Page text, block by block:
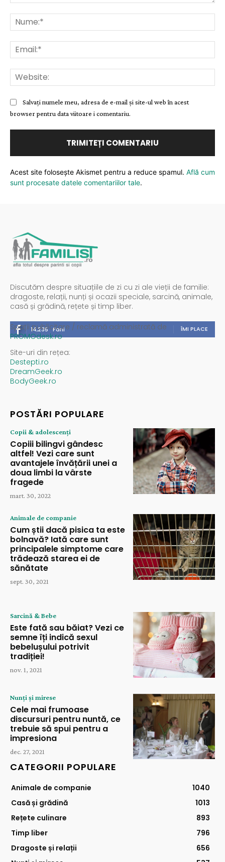
Salvați numele meu, adresa de e-mail și site-ul web în acest
browser pentru data viitoare i comentariu.
Acest site folosește Akismet pentru a reduce spamul. Află cum
sunt procesate datele comentariilor tale.
Discutăm despre situațiile de zi cu zi ale vieții de familie:
dragoste, relații, nunți și ocazii speciale, sarcină, animale,
casă și grădină, rețete și timp liber.
14,235 Fani ÎMI PLACE
Spații publicitare / reclamă administrată de
PROMOdesk.ro
Site-uri din rețea:
Destepti.ro
DreamGeek.ro
BodyGeek.ro
POSTĂRI POPULARE
Copii & adolescenți
Copiii bilingvi gândesc
altfel! Vezi care sunt
avantajele învățării unei a
doua limbi la vârste
fragede
mart. 30, 2022
Animale de companie
Cum știi dacă pisica ta este
bolnavă? Iată care sunt
principalele simptome care
trădează starea ei de
sănătate
sept. 30, 2021
Sarcină & Bebe
Este fată sau băiat? Vezi ce
semne îți indică sexul
bebelușului potrivit
tradiției!
nov. 1, 2021
Nunți și mirese
Cele mai frumoase
discursuri pentru nuntă, ce
trebuie să spui pentru a
impresiona
dec. 27, 2021
CATEGORII POPULARE
Animale de companie
1040
Casă și grădină
1013
Rețete culinare
893
Timp liber
796
Dragoste și relații
656